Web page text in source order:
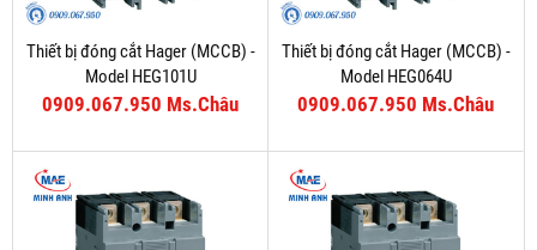
Thiết bị đóng cắt Hager (MCCB) -
Model HEG101U
0909.067.950 Ms.Châu
Thiết bị đóng cắt Hager (MCCB) -
Model HEG064U
0909.067.950 Ms.Châu